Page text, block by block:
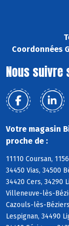
Coordonnées
Nous suivre
Votre magasin
proche de :
11110 Coursan,
34450 Vias, 34500
34420 Cers, 34290
Villeneuve-lès-
Cazouls-lès-
Lespignan, 34490